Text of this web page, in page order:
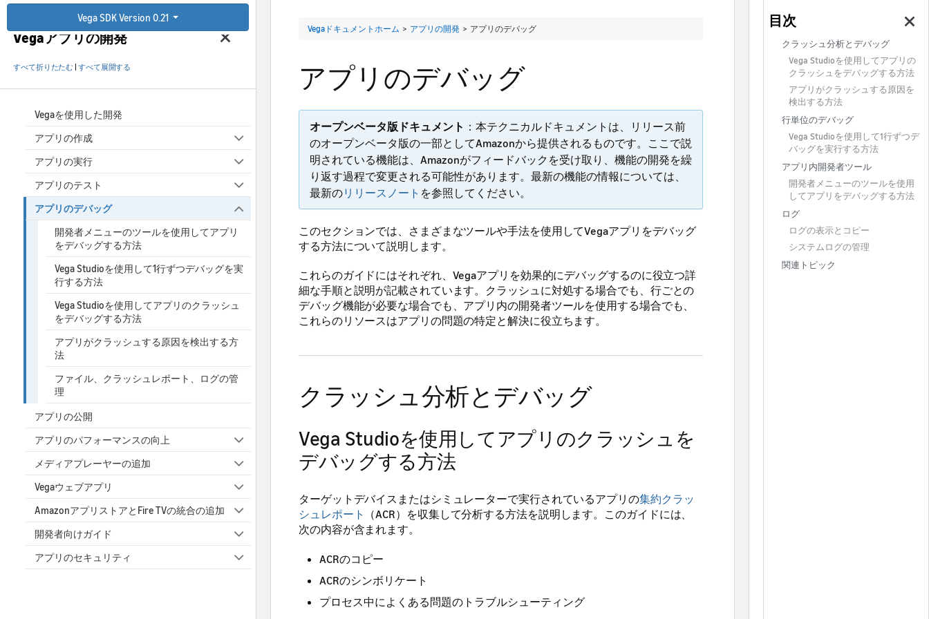
Vega SDK Version 0.21
Vegaアプリの開発
すべて折りたたむ すべて展開する
Vegaを使用した開発
アプリの作成
アプリの実行
アプリのテスト
アプリのデバッグ
開発者メニューのツールを使用してアプリ
をデバッグする方法
Vega Studioを使用して1行ずつデバッグを実
行する方法
Vega Studioを使用してアプリのクラッシュ
をデバッグする方法
アプリがクラッシュする原因を検出する方
法
ファイル、クラッシュレポート、ログの管
理
アプリの公開
アプリのパフォーマンスの向上
メディアプレーヤーの追加
Vegaウェブアプリ
AmazonアプリストアとFire TVの統合の追加
開発者向けガイド
アプリのセキュリティ
Vegaドキュメントホーム > アプリの開発 > アプリのデバッグ
アプリのデバッグ
オープンベータ版ドキュメント ：本テクニカルドキュメントは、リリース前
のオープンベータ版の一部としてAmazonから提供されるものです。ここで説
明されている機能は、Amazonがフィードバックを受け取り、機能の開発を繰
り返す過程で変更される可能性があります。最新の機能の情報については、
最新のリリースノート を参照してください。
このセクションでは、さまざまなツールや手法を使用してVegaアプリをデバッグ
する方法について説明します。
これらのガイドにはそれぞれ、Vegaアプリを効果的にデバッグするのに役立つ詳
細な手順と説明が記載されています。クラッシュに対処する場合でも、行ごとの
デバッグ機能が必要な場合でも、アプリ内の開発者ツールを使用する場合でも、
これらのリソースはアプリの問題の特定と解決に役立ちます。
クラッシュ分析とデバッグ
Vega Studioを使用してアプリのクラッシュを
デバッグする方法
ターゲットデバイスまたはシミュレーターで実行されているアプリの集約クラッ
シュレポート
（ACR）を収集して分析する方法を説明します。このガイドには、
次の内容が含まれます。
ACRのコピー
ACRのシンボリケート
プロセス中によくある問題のトラブルシューティング
クラッシュ分析とデバッグ
Vega Studioを使用してアプリの
クラッシュをデバッグする方法
アプリがクラッシュする原因を
検出する方法
行単位のデバッグ
Vega Studioを使用して1行ずつデ
バッグを実行する方法
アプリ内開発者ツール
開発者メニューのツールを使用
してアプリをデバッグする方法
ログ
ログの表示とコピー
システムログの管理
関連トピック